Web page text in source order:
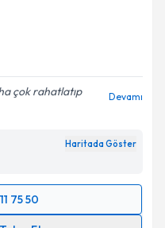
çok rahatlatıp
Devamı
Haritada Göster
75 50